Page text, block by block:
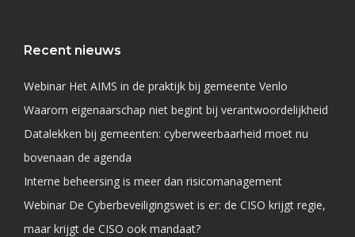
Recent nieuws
Webinar Het AIMS in de praktijk bij gemeente Venlo
Waarom eigenaarschap niet begint bij verantwoordelijkheid
Datalekken bij gemeenten: cyberweerbaarheid moet nu
bovenaan de agenda
Interne beheersing is meer dan risicomanagement
Webinar De Cyberbeveiligingswet is er: de CISO krijgt regie,
maar krijgt de CISO ook mandaat?